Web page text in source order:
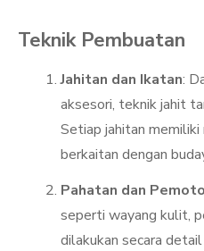
Teknik Pembuatan
Jahitan dan Ikatan:
aksesori, teknik jahit
Setiap jahitan
berkaitan dengan
Pahatan dan
seperti wayang kulit,
dilakukan secara